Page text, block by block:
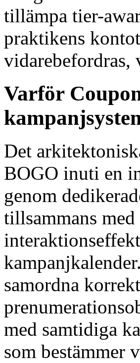
tillämpa tier-
praktikens
Varför
Det
BOGO inuti en
genom
tillsammans
samordna
med samtidiga
som bestämmer